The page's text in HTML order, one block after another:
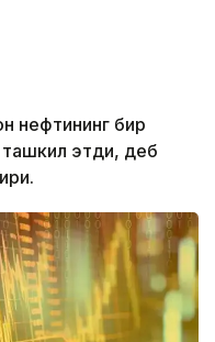
нефтининг бир
этди, деб